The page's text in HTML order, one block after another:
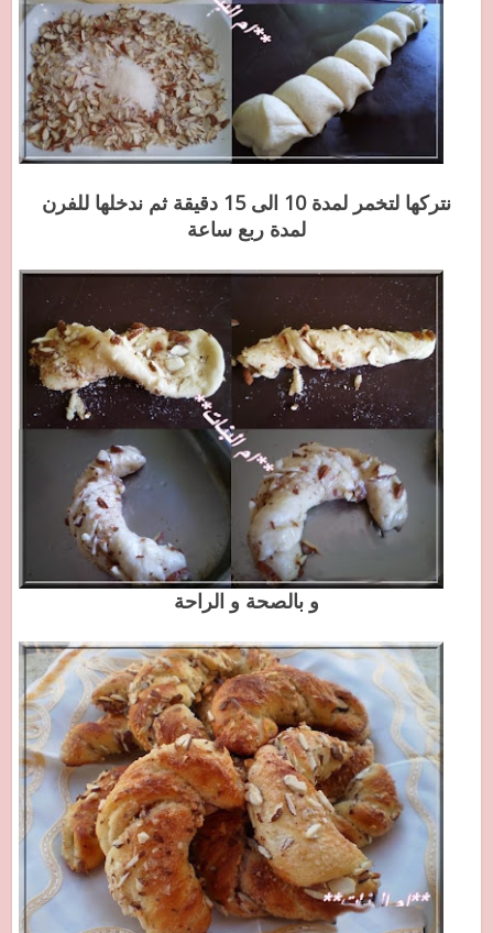
نتركها لتخمر لمدة 10 الى 15 دقيقة ثم ندخلها للفرن
لمدة ربع ساعة
و بالصحة و الراحة